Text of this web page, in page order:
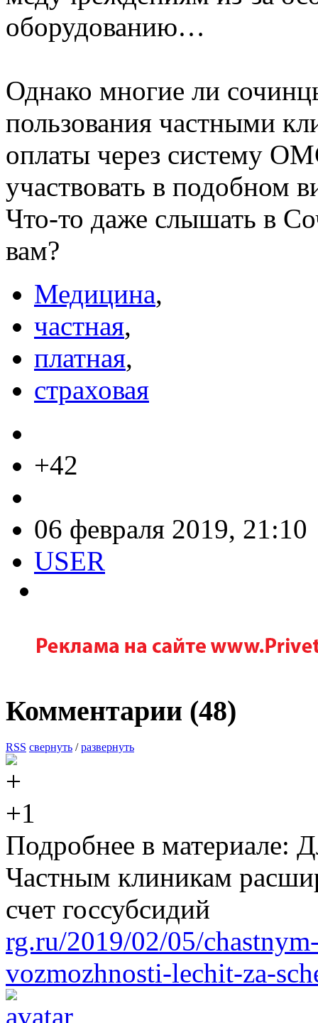
оборудованию…
Однако многие ли
пользования частными
оплаты через систему
участвовать в подобном
Что-то даже слышать в
вам?
Медицина,
частная,
платная,
страховая
+42
06 февраля 2019, 21:10
USER
Комментарии (48)
RSS свернуть /развернуть
+1
Подробнее в материале:
Частным клиникам
счет госсубсидий
rg.ru/2019/02/05/
vozmozhnosti-lechit-za-